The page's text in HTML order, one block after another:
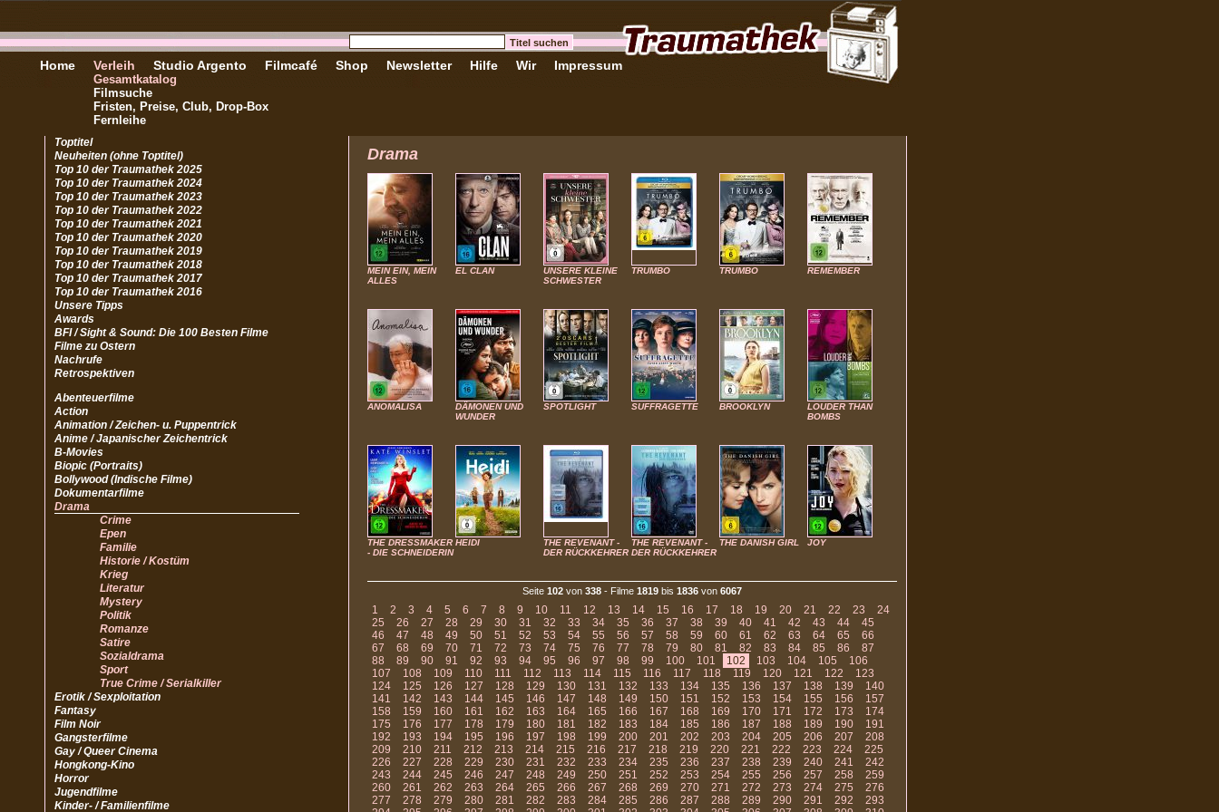
Home Verleih
Gesamtkatalog
Filmsuche
Fristen, Preise, Club, Drop-Box
Fernleihe
Studio Argento Filmcafé Shop Newsletter Hilfe Wir Impressum
Toptitel
Neuheiten (ohne Toptitel)
Top 10 der Traumathek 2025
Top 10 der Traumathek 2024
Top 10 der Traumathek 2023
Top 10 der Traumathek 2022
Top 10 der Traumathek 2021
Top 10 der Traumathek 2020
Top 10 der Traumathek 2019
Top 10 der Traumathek 2018
Top 10 der Traumathek 2017
Top 10 der Traumathek 2016
Unsere Tipps
Awards
BFI / Sight & Sound: Die 100 Besten Filme
Filme zu Ostern
Nachrufe
Retrospektiven
Abenteuerfilme
Action
Animation / Zeichen- u. Puppentrick
Anime / Japanischer Zeichentrick
B-Movies
Biopic (Portraits)
Bollywood (Indische Filme)
Dokumentarfilme
Drama
Crime
Epen
Familie
Historie / Kostüm
Krieg
Literatur
Mystery
Politik
Romanze
Satire
Sozialdrama
Sport
True Crime / Serialkiller
Erotik / Sexploitation
Fantasy
Film Noir
Gangsterfilme
Gay / Queer Cinema
Hongkong-Kino
Horror
Jugendfilme
Kinder- / Familienfilme
Drama
MEIN EIN, MEIN
ALLES
EL CLAN
UNSERE KLEINE
SCHWESTER
TRUMBO TRUMBO REMEMBER
ANOMALISA
DÄMONEN UND
WUNDER
SPOTLIGHT SUFFRAGETTE BROOKLYN
LOUDER THAN
BOMBS
THE DRESSMAKER
- DIE SCHNEIDERIN
HEIDI
THE REVENANT -
DER RÜCKKEHRER
THE REVENANT -
DER RÜCKKEHRER
THE DANISH GIRL JOY
Seite 102 von 338 - Filme 1819 bis 1836 von 6067
1 2 3 4 5 6 7 8 9 10 11 12 13 14 15 16 17 18 19 20 21 22 23
24
25
26 27 28 29 30 31 32 33 34 35 36 37 38 39 40 41 42 43 44
45
46
47 48 49 50 51 52 53 54 55 56 57 58 59 60 61 62 63 64 65
66
67
68 69 70 71 72 73 74 75 76 77 78 79 80 81 82 83 84 85 86
87
88
89 90 91 92 93 94 95 96 97 98 99 100 101 102 103 104 105
106
107
108 109 110 111 112 113 114 115 116 117 118 119 120 121 122
123
124
125 126 127 128 129 130 131 132 133 134 135 136 137 138 139
140
141
142 143 144 145 146 147 148 149 150 151 152 153 154 155 156
157
158
159 160 161 162 163 164 165 166 167 168 169 170 171 172 173
174
175
176 177 178 179 180 181 182 183 184 185 186 187 188 189 190
191
192
193 194 195 196 197 198 199 200 201 202 203 204 205 206 207
208
209
210 211 212 213 214 215 216 217 218 219 220 221 222 223 224
225
226
227 228 229 230 231 232 233 234 235 236 237 238 239 240 241
242
243
244 245 246 247 248 249 250 251 252 253 254 255 256 257 258
259
260
261 262 263 264 265 266 267 268 269 270 271 272 273 274 275
276
277
278 279 280 281 282 283 284 285 286 287 288 289 290 291 292
293